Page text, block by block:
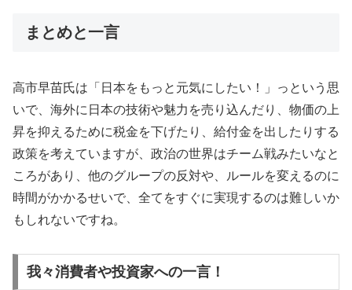
まとめと一言
高市早苗氏は「日本をもっと元気にしたい！」っという思
いで、海外に日本の技術や魅力を売り込んだり、物価の上
昇を抑えるために税金を下げたり、給付金を出したりする
政策を考えていますが、政治の世界はチーム戦みたいなと
ころがあり、他のグループの反対や、ルールを変えるのに
時間がかかるせいで、全てをすぐに実現するのは難しいか
もしれないですね。
我々消費者や投資家への一言！